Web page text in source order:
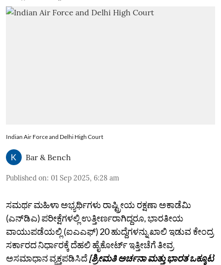
Indian Air Force and Delhi High Court
Bar & Bench
Published on: 01 Sep 2025, 6:28 am
ಸಮರ್ಥ ಮಹಿಳಾ ಅಭ್ಯರ್ಥಿಗಳು ರಾಷ್ಟ್ರೀಯ ರಕ್ಷಣಾ ಅಕಾಡೆಮಿ
(ಎನ್‌ಡಿಎ) ಪರೀಕ್ಷೆಗಳಲ್ಲಿ ಉತ್ತೀರ್ಣರಾಗಿದ್ದರೂ, ಭಾರತೀಯ
ವಾಯುಪಡೆಯಲ್ಲಿ (ಐಎಎಫ್) 20 ಹುದ್ದೆಗಳನ್ನು ಖಾಲಿ ಇಡುವ ಕೇಂದ್ರ
ಸರ್ಕಾರದ ನಿರ್ಧಾರಕ್ಕೆ ದೆಹಲಿ ಹೈಕೋರ್ಟ್ ಇತ್ತೀಚೆಗೆ ತೀವ್ರ
ಅಸಮಾಧಾನ ವ್ಯಕ್ತಪಡಿಸಿದೆ[ಶ್ರೀಮತಿ ಅರ್ಚನಾ ಮತ್ತು ಭಾರತ ಒಕ್ಕೂಟ